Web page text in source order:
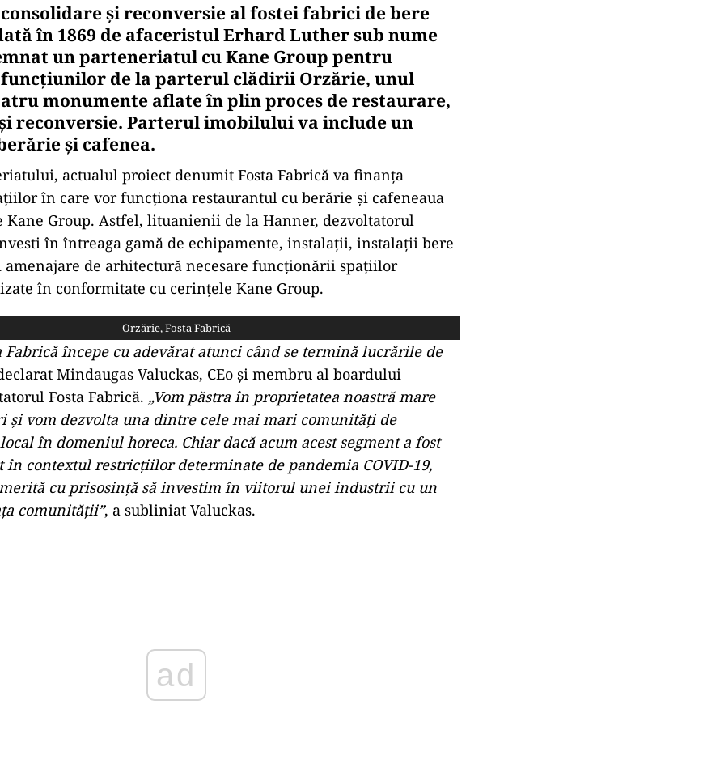
și reconversie al fostei fabrici de bere
în 1869 de afaceristul Erhard Luther sub nume
un parteneriatul cu Kane Group pentru
de la parterul clădirii Orzărie, unul
monumente aflate în plin proces de restaurare,
reconversie. Parterul imobilului va include un
și cafenea.
actualul proiect denumit Fosta Fabrică va finanța
în care vor funcționa restaurantul cu berărie și cafeneaua
Kane Group. Astfel, lituanienii de la Hanner, dezvoltatorul
în întreaga gamă de echipamente, instalații, instalații bere
amenajare de arhitectură necesare funcționării spațiilor
în conformitate cu cerințele Kane Group.
Orzărie, Fosta Fabrică
Fabrică începe cu adevărat atunci când se termină lucrările de
Mindaugas Valuckas, CEo și membru al boardului
Fosta Fabrică. „Vom păstra în proprietatea noastră mare
și vom dezvolta una dintre cele mai mari comunități de
în domeniul horeca. Chiar dacă acum acest segment a fost
în contextul restricțiilor determinate de pandemia COVID-19,
cu prisosință să investim în viitorul unei industrii cu un
comunității”, a subliniat Valuckas.